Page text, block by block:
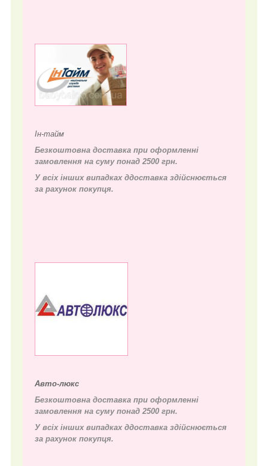
Ін-тайм
Безкоштовна доставка при оформленні
замовлення на суму понад 2500 грн.
У всіх інших випадках ддоставка здійснюється
за рахунок покупця.
Авто-люкс
Безкоштовна доставка при оформленні
замовлення на суму понад 2500 грн.
У всіх інших випадках ддоставка здійснюється
за рахунок покупця.